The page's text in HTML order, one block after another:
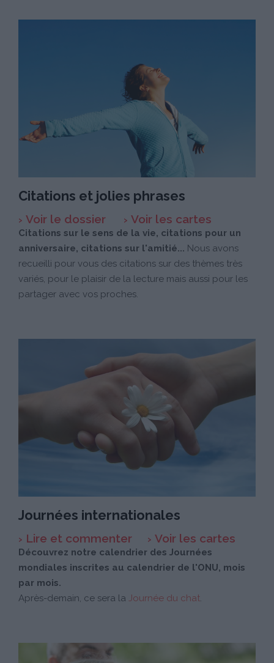
Citations et jolies phrases
Voir le dossier Voir les cartes
Citations sur le sens de la vie, citations pour un
anniversaire, citations sur l'amitié... Nous avons
recueilli pour vous des citations sur des thèmes très
variés, pour le plaisir de la lecture mais aussi pour les
partager avec vos proches.
Journées internationales
Lire et commenter Voir les cartes
Découvrez notre calendrier des Journées
mondiales inscrites au calendrier de l'ONU, mois
par mois.
Après-demain, ce sera la Journée du chat.